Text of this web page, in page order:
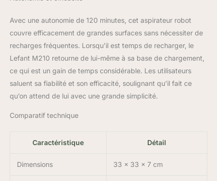
Avec une autonomie de 120 minutes, cet aspirateur robot
couvre efficacement de grandes surfaces sans nécessiter de
recharges fréquentes. Lorsqu’il est temps de recharger, le
Lefant M210 retourne de lui-même à sa base de chargement,
ce qui est un gain de temps considérable. Les utilisateurs
saluent sa fiabilité et son efficacité, soulignant qu’il fait ce
qu’on attend de lui avec une grande simplicité.
Comparatif technique
Caractéristique Détail
Dimensions 33 x 33 x 7 cm